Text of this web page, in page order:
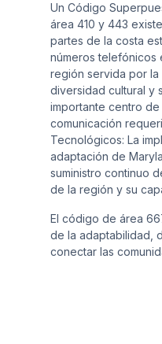
Un Código
área 410 y 443
partes de la costa
números telefónicos
región servida por
diversidad cultural y
importante centro
comunicación
Tecnológicos: La
adaptación de
suministro continuo
de la región y su
El código de área
de la adaptabilidad,
conectar las